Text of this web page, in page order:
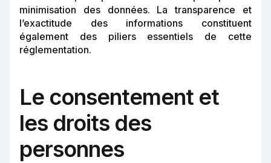
minimisation des données. La transparence et
l’exactitude des informations constituent
également des piliers essentiels de cette
réglementation.
Le consentement et
les droits des
personnes